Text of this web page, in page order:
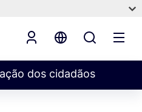
dos cidadãos